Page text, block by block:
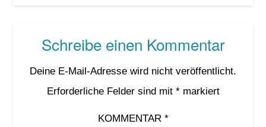
Schreibe einen Kommentar
Deine E-Mail-Adresse wird nicht veröffentlicht.
Erforderliche Felder sind mit *markiert
KOMMENTAR *